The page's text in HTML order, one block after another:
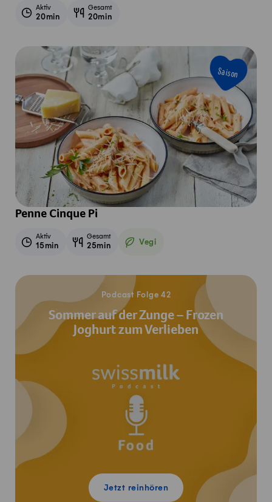
Aktiv
20min
Gesamt
20min
Saison
Penne Cinque Pi
Aktiv
15min
Gesamt
25min Vegi
Vegetarisch
Podcast Folge 42
Sommer auf der Zunge – Frozen
Joghurt zum Verlieben
Jetzt reinhören
Jetzt reinhören